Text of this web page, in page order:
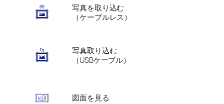
写真を取り込む
（ケーブルレス）
写真取り込む
（USBケーブル）
図面を見る